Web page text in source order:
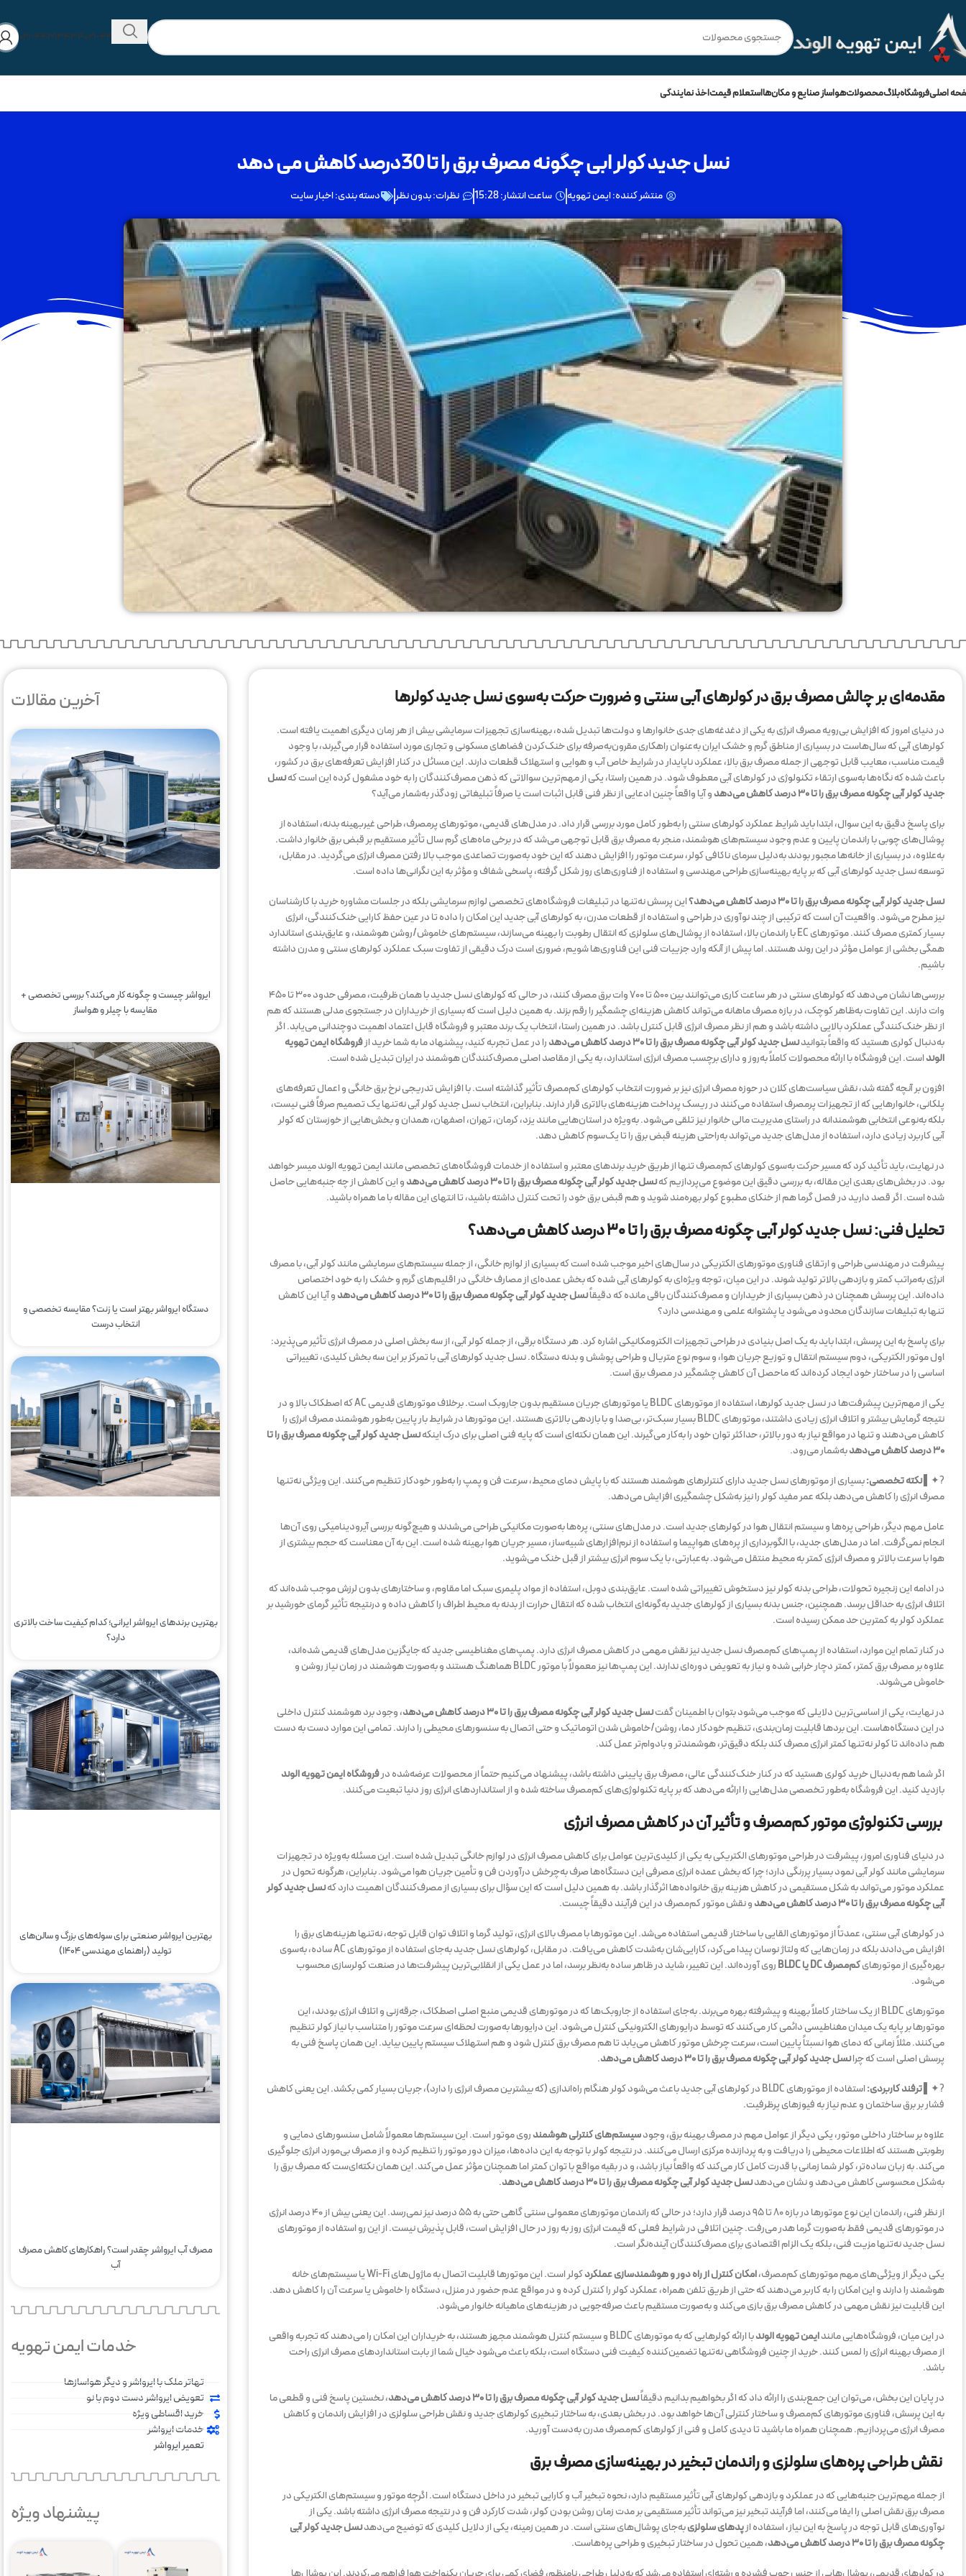
۰۲۱-۴۴۲۸۰۵۷۳۰۲۱-۴۴۳۱۳۴۳۴
اصلیفروشگاهبلاگمحصولاتهواساز صنایع و مکان‌هااستعلام قیمتاخذ نمایندگی
نسل جدید کولر ابی چگونه مصرف برق را تا 30درصد کاهش می دهد
منتشر کننده:ایمن تهویه ساعت انتشار:15:28 نظرات:بدون نظر دسته بندی:اخبار سایت
مقدمه‌ای بر چالش مصرف برق در کولرهای آبی سنتی و ضرورت حرکت به‌سوی نسل جدید کولرها
در دنیای امروز که افزایش بی‌رویه مصرف انرژی به یکی از دغدغه‌های جدی خانوارها و دولت‌ها تبدیل شده، بهینه‌سازی تجهیزات سرمایشی بیش از هر زمان دیگری اهمیت یافته است.
کولرهای آبی که سال‌هاست در بسیاری از مناطق گرم و خشک ایران به‌عنوان راهکاری مقرون‌به‌صرفه برای خنک‌کردن فضاهای مسکونی و تجاری مورد استفاده قرار می‌گیرند، با وجود
قیمت مناسب، معایب قابل توجهی از جمله مصرف برق بالا، عملکرد ناپایدار در شرایط خاص آب و هوایی و استهلاک قطعات دارند. این مسائل در کنار افزایش تعرفه‌های برق در کشور،
باعث شده که نگاه‌ها به‌سوی ارتقاء تکنولوژی در کولرهای آبی معطوف شود. در همین راستا، یکی از مهم‌ترین سوالاتی که ذهن مصرف‌کنندگان را به خود مشغول کرده این است کهنسل
جدید کولر آبی چگونه مصرف برق را تا ۳۰ درصد کاهش می‌دهد
و آیا واقعاً چنین ادعایی از نظر فنی قابل اثبات است یا صرفاً تبلیغاتی زودگذر به‌شمار می‌آید؟
برای پاسخ دقیق به این سوال، ابتدا باید شرایط عملکرد کولرهای سنتی را به‌طور کامل مورد بررسی قرار داد. در مدل‌های قدیمی، موتورهای پرمصرف، طراحی غیربهینه بدنه، استفاده از
پوشال‌های چوبی با راندمان پایین و عدم وجود سیستم‌های هوشمند، منجر به مصرف برق قابل توجهی می‌شد که در برخی ماه‌های گرم سال تأثیر مستقیم بر قبض برق خانوار داشت.
به‌علاوه، در بسیاری از خانه‌ها مجبور بودند به‌دلیل سرمای ناکافی کولر، سرعت موتور را افزایش دهند که این خود به‌صورت تصاعدی موجب بالا رفتن مصرف انرژی می‌گردید. در مقابل،
توسعه نسل جدید کولرهای آبی که بر پایه بهینه‌سازی طراحی مهندسی و استفاده از فناوری‌های روز شکل گرفته، پاسخی شفاف و مؤثر به این نگرانی‌ها داده است.
نسل جدید کولر آبی چگونه مصرف برق را تا ۳۰ درصد کاهش می‌دهد؟
این پرسش نه‌تنها در تبلیغات فروشگاه‌های تخصصی لوازم سرمایشی بلکه در جلسات مشاوره خرید با کارشناسان
نیز مطرح می‌شود. واقعیت آن است که ترکیبی از چند نوآوری در طراحی و استفاده از قطعات مدرن، به کولرهای آبی جدید این امکان را داده تا در عین حفظ کارایی خنک‌کنندگی، انرژی
بسیار کمتری مصرف کنند. موتورهای EC با راندمان بالا، استفاده از پوشال‌های سلولزی که انتقال رطوبت را بهینه می‌سازند، سیستم‌های خاموش/روشن هوشمند، و عایق‌بندی استاندارد
همگی بخشی از عوامل مؤثر در این روند هستند. اما پیش از آنکه وارد جزییات فنی این فناوری‌ها شویم، ضروری است درک دقیقی از تفاوت سبک عملکرد کولرهای سنتی و مدرن داشته
باشیم.
بررسی‌ها نشان می‌دهد که کولرهای سنتی در هر ساعت کاری می‌توانند بین ۵۰۰ تا ۷۰۰ وات برق مصرف کنند، در حالی که کولرهای نسل جدید با همان ظرفیت، مصرفی حدود ۳۰۰ تا ۴۵۰
وات دارند. این تفاوت به‌ظاهر کوچک، در بازه مصرف ماهانه می‌تواند کاهش هزینه‌ای چشمگیر را رقم بزند. به همین دلیل است که بسیاری از خریداران در جستجوی مدلی هستند که هم
از نظر خنک‌کنندگی عملکرد بالایی داشته باشد و هم از نظر مصرف انرژی قابل کنترل باشد. در همین راستا، انتخاب یک برند معتبر و فروشگاه قابل اعتماد اهمیت دوچندانی می‌یابد. اگر
به‌دنبال کولری هستید که واقعاً بتوانیدنسل جدید کولر آبی چگونه مصرف برق را تا ۳۰ درصد کاهش می‌دهد را در عمل تجربه کنید، پیشنهاد ما به شما خرید ازفروشگاه ایمن تهویه
الونداست. این فروشگاه با ارائه محصولات کاملاً به‌روز و دارای برچسب مصرف انرژی استاندارد، به یکی از مقاصد اصلی مصرف‌کنندگان هوشمند در ایران تبدیل شده است.
افزون بر آنچه گفته شد، نقش سیاست‌های کلان در حوزه مصرف انرژی نیز بر ضرورت انتخاب کولرهای کم‌مصرف تأثیر گذاشته است. با افزایش تدریجی نرخ برق خانگی و اعمال تعرفه‌های
پلکانی، خانوارهایی که از تجهیزات پرمصرف استفاده می‌کنند در ریسک پرداخت هزینه‌های بالاتری قرار دارند. بنابراین، انتخاب نسل جدید کولر آبی نه‌تنها یک تصمیم صرفاً فنی نیست،
بلکه به‌نوعی انتخابی هوشمندانه در راستای مدیریت مالی خانوار نیز تلقی می‌شود. به‌ویژه در استان‌هایی مانند یزد، کرمان، تهران، اصفهان، همدان و بخش‌هایی از خوزستان که کولر
آبی کاربرد زیادی دارد، استفاده از مدل‌های جدید می‌تواند به‌راحتی هزینه قبض برق را تا یک‌سوم کاهش دهد.
در نهایت، باید تأکید کرد که مسیر حرکت به‌سوی کولرهای کم‌مصرف تنها از طریق خرید برندهای معتبر و استفاده از خدمات فروشگاه‌های تخصصی مانند ایمن تهویه الوند میسر خواهد
بود. در بخش‌های بعدی این مقاله، به بررسی دقیق این موضوع می‌پردازیم کهنسل جدید کولر آبی چگونه مصرف برق را تا ۳۰ درصد کاهش می‌دهد
و این کاهش از چه جنبه‌هایی حاصل
شده است. اگر قصد دارید در فصل گرما هم از خنکای مطبوع کولر بهره‌مند شوید و هم قبض برق خود را تحت کنترل داشته باشید، تا انتهای این مقاله با ما همراه باشید.
تحلیل فنی: نسل جدید کولر آبی چگونه مصرف برق را تا ۳۰ درصد کاهش می‌دهد؟
پیشرفت در مهندسی طراحی و ارتقای فناوری موتورهای الکتریکی در سال‌های اخیر موجب شده است که بسیاری از لوازم خانگی، از جمله سیستم‌های سرمایشی مانند کولر آبی، با مصرف
انرژی به‌مراتب کمتر و بازدهی بالاتر تولید شوند. در این میان، توجه ویژه‌ای به کولرهای آبی شده که بخش عمده‌ای از مصارف خانگی در اقلیم‌های گرم و خشک را به خود اختصاص
داده‌اند. این پرسش همچنان در ذهن بسیاری از خریداران و مصرف‌کنندگان باقی مانده که دقیقاًنسل جدید کولر آبی چگونه مصرف برق را تا ۳۰ درصد کاهش می‌دهد
و آیا این کاهش
تنها به تبلیغات سازندگان محدود می‌شود یا پشتوانه علمی و مهندسی دارد؟
برای پاسخ به این پرسش، ابتدا باید به یک اصل بنیادی در طراحی تجهیزات الکترومکانیکی اشاره کرد. هر دستگاه برقی، از جمله کولر آبی، از سه بخش اصلی در مصرف انرژی تأثیر می‌پذیرد:
اول موتور الکتریکی، دوم سیستم انتقال و توزیع جریان هوا، و سوم نوع متریال و طراحی پوشش و بدنه دستگاه. نسل جدید کولرهای آبی با تمرکز بر این سه بخش کلیدی، تغییراتی
اساسی را در ساختار خود ایجاد کرده‌اند که ماحصل آن کاهش چشمگیر در مصرف برق است.
یکی از مهم‌ترین پیشرفت‌ها در نسل جدید کولرها، استفاده از موتورهای BLDC یا موتورهای جریان مستقیم بدون جاروبک است. برخلاف موتورهای قدیمی AC که اصطکاک بالا و در
نتیجه گرمایش بیشتر و اتلاف انرژی زیادی داشتند، موتورهای BLDC بسیار سبک‌تر، بی‌صدا و با بازدهی بالاتری هستند. این موتورها در شرایط بار پایین به‌طور هوشمند مصرف انرژی را
کاهش می‌دهند و تنها در مواقع نیاز به دور بالاتر، حداکثر توان خود را به‌کار می‌گیرند. این همان نکته‌ای است که پایه فنی اصلی برای درک اینکهنسل جدید کولر آبی چگونه مصرف برق را تا
۳۰ درصد کاهش می‌دهد
به‌شمار می‌رود.
?✦▌نکته تخصصی:بسیاری از موتورهای نسل جدید دارای کنترلرهای هوشمند هستند که با پایش دمای محیط، سرعت فن و پمپ را به‌طور خودکار تنظیم می‌کنند. این ویژگی نه‌تنها
مصرف انرژی را کاهش می‌دهد بلکه عمر مفید کولر را نیز به‌شکل چشمگیری افزایش می‌دهد.
عامل مهم دیگر، طراحی پره‌ها و سیستم انتقال هوا در کولرهای جدید است. در مدل‌های سنتی، پره‌ها به‌صورت مکانیکی طراحی می‌شدند و هیچ‌گونه بررسی آیرودینامیکی روی آن‌ها
انجام نمی‌گرفت. اما در مدل‌های جدید، با الگوبرداری از پره‌های هواپیما و استفاده از نرم‌افزارهای شبیه‌ساز، مسیر جریان هوا بهینه شده است. این به آن معناست که حجم بیشتری از
هوا با سرعت بالاتر و مصرف انرژی کمتر به محیط منتقل می‌شود. به‌عبارتی، با یک سوم انرژی بیشتر از قبل خنک می‌شوید.
در ادامه این زنجیره تحولات، طراحی بدنه کولر نیز دستخوش تغییراتی شده است. عایق‌بندی دوبل، استفاده از مواد پلیمری سبک اما مقاوم، و ساختارهای بدون لرزش موجب شده‌اند که
اتلاف انرژی به حداقل برسد. همچنین، جنس بدنه بسیاری از کولرهای جدید به‌گونه‌ای انتخاب شده که انتقال حرارت از بدنه به محیط اطراف را کاهش داده و درنتیجه تأثیر گرمای خورشید بر
عملکرد کولر به کمترین حد ممکن رسیده است.
در کنار تمام این موارد، استفاده از پمپ‌های کم‌مصرف نسل جدید نیز نقش مهمی در کاهش مصرف انرژی دارد. پمپ‌های مغناطیسی جدید که جایگزین مدل‌های قدیمی شده‌اند،
علاوه بر مصرف برق کمتر، کمتر دچار خرابی شده و نیاز به تعویض دوره‌ای ندارند. این پمپ‌ها نیز معمولاً با موتور BLDC هماهنگ هستند و به‌صورت هوشمند در زمان نیاز روشن و
خاموش می‌شوند.
در نهایت، یکی از اساسی‌ترین دلایلی که موجب می‌شود بتوان با اطمینان گفتنسل جدید کولر آبی چگونه مصرف برق را تا ۳۰ درصد کاهش می‌دهد
، وجود برد هوشمند کنترل داخلی
در این دستگاه‌هاست. این بردها قابلیت زمان‌بندی، تنظیم خودکار دما، روشن/خاموش شدن اتوماتیک و حتی اتصال به سنسورهای محیطی را دارند. تمامی این موارد دست به دست
هم داده‌اند تا کولر نه‌تنها کمتر انرژی مصرف کند بلکه دقیق‌تر، هوشمندتر و بادوام‌تر عمل کند.
اگر شما هم به‌دنبال خرید کولری هستید که در کنار خنک‌کنندگی عالی، مصرف برق پایینی داشته باشد، پیشنهاد می‌کنیم حتماً از محصولات عرضه‌شده درفروشگاه ایمن تهویه الوند
بازدید کنید. این فروشگاه به‌طور تخصصی مدل‌هایی را ارائه می‌دهد که بر پایه تکنولوژی‌های کم‌مصرف ساخته شده و از استانداردهای انرژی روز دنیا تبعیت می‌کنند.
بررسی تکنولوژی موتور کم‌مصرف و تأثیر آن در کاهش مصرف انرژی
در دنیای فناوری امروز، پیشرفت در طراحی موتورهای الکتریکی به یکی از کلیدی‌ترین عوامل برای کاهش مصرف انرژی در لوازم خانگی تبدیل شده است. این مسئله به‌ویژه در تجهیزات
سرمایشی مانند کولر آبی نمود بسیار پررنگی دارد؛ چرا که بخش عمده انرژی مصرفی این دستگاه‌ها صرف به‌چرخش درآوردن فن و تأمین جریان هوا می‌شود. بنابراین، هرگونه تحول در
عملکرد موتور می‌تواند به شکل مستقیمی در کاهش هزینه برق خانواده‌ها اثرگذار باشد. به همین دلیل است که این سؤال برای بسیاری از مصرف‌کنندگان اهمیت دارد کهنسل جدید کولر
آبی چگونه مصرف برق را تا ۳۰ درصد کاهش می‌دهد
و نقش موتور کم‌مصرف در این فرآیند دقیقاً چیست.
در کولرهای آبی سنتی، عمدتاً از موتورهای القایی با ساختار قدیمی استفاده می‌شد. این موتورها با مصرف بالای انرژی، تولید گرما و اتلاف توان قابل توجه، نه‌تنها هزینه‌های برق را
افزایش می‌دادند بلکه در زمان‌هایی که ولتاژ نوسان پیدا می‌کرد، کارایی‌شان به‌شدت کاهش می‌یافت. در مقابل، کولرهای نسل جدید به‌جای استفاده از موتورهای AC ساده، به‌سوی
بهره‌گیری از موتورهایکم‌مصرف DC یا BLDC
روی آورده‌اند. این تغییر، شاید در ظاهر ساده به‌نظر برسد، اما در عمل یکی از انقلابی‌ترین پیشرفت‌ها در صنعت کولرسازی محسوب
می‌شود.
موتورهای BLDC از یک ساختار کاملاً بهینه و پیشرفته بهره می‌برند. به‌جای استفاده از جاروبک‌ها که در موتورهای قدیمی منبع اصلی اصطکاک، جرقه‌زنی و اتلاف انرژی بودند، این
موتورها بر پایه یک میدان مغناطیسی دائمی کار می‌کنند که توسط درایورهای الکترونیکی کنترل می‌شود. این درایورها به‌صورت لحظه‌ای سرعت موتور را متناسب با نیاز کولر تنظیم
می‌کنند. مثلاً زمانی که دمای هوا نسبتاً پایین است، سرعت چرخش موتور کاهش می‌یابد تا هم مصرف برق کنترل شود و هم استهلاک سیستم پایین بیاید. این همان پاسخ فنی به
پرسش اصلی است که چرانسل جدید کولر آبی چگونه مصرف برق را تا ۳۰ درصد کاهش می‌دهد
.
?✦▌ ترفند کاربردی:
استفاده از موتورهای BLDC در کولرهای آبی جدید باعث می‌شود کولر هنگام راه‌اندازی (که بیشترین مصرف انرژی را دارد)، جریان بسیار کمی بکشد. این یعنی کاهش
فشار بر برق ساختمان و عدم نیاز به فیوزهای پرظرفیت.
علاوه بر ساختار داخلی موتور، یکی دیگر از عوامل مهم در مصرف بهینه برق، وجودسیستم‌های کنترلی هوشمندروی موتور است. این سیستم‌ها معمولاً شامل سنسورهای دمایی و
رطوبتی هستند که اطلاعات محیطی را دریافت و به پردازنده مرکزی ارسال می‌کنند. در نتیجه کولر با توجه به این داده‌ها، میزان دور موتور را تنظیم کرده و از مصرف بی‌مورد انرژی جلوگیری
می‌کند. به زبان ساده‌تر، کولر شما زمانی با قدرت کامل کار می‌کند که واقعاً نیاز باشد، و در بقیه مواقع با توان کمتر اما همچنان مؤثر عمل می‌کند. این همان نکته‌ای‌ست که مصرف برق را
به‌شکل محسوسی کاهش می‌دهد و نشان می‌دهدنسل جدید کولر آبی چگونه مصرف برق را تا ۳۰ درصد کاهش می‌دهد
.
از نظر فنی، راندمان این نوع موتورها در بازه ۸۰ تا ۹۵ درصد قرار دارد؛ در حالی که راندمان موتورهای معمولی سنتی گاهی حتی به ۵۵ درصد نیز نمی‌رسد. این یعنی بیش از ۴۰ درصد انرژی
در موتورهای قدیمی فقط به‌صورت گرما هدر می‌رفت. چنین اتلافی در شرایط فعلی که قیمت انرژی روز به روز در حال افزایش است، قابل پذیرش نیست. از این رو استفاده از موتورهای
نسل جدید نه‌تنها مزیت فنی، بلکه یک الزام اقتصادی برای مصرف‌کنندگان آینده‌نگر است.
یکی دیگر از ویژگی‌های مهم موتورهای کم‌مصرف،امکان کنترل از راه دور و هوشمندسازی عملکرد
کولر است. این موتورها قابلیت اتصال به ماژول‌های Wi-Fi یا سیستم‌های خانه
هوشمند را دارند و این امکان را به کاربر می‌دهند که حتی از طریق تلفن همراه، عملکرد کولر را کنترل کرده و در مواقع عدم حضور در منزل، دستگاه را خاموش یا سرعت آن را کاهش دهد.
این قابلیت نیز نقش مهمی در کاهش مصرف برق بازی می‌کند و به‌صورت مستقیم باعث صرفه‌جویی در هزینه‌های ماهیانه خانوار می‌شود.
در این میان، فروشگاه‌هایی مانندایمن تهویه الوند
با ارائه کولرهایی که به موتورهای BLDC و سیستم کنترل هوشمند مجهز هستند، به خریداران این امکان را می‌دهند که تجربه واقعی
از مصرف بهینه انرژی را لمس کنند. خرید از چنین فروشگاهی نه‌تنها تضمین‌کننده کیفیت فنی دستگاه است، بلکه باعث می‌شود خیال شما از بابت استانداردهای مصرف انرژی راحت
باشد.
در پایان این بخش، می‌توان این جمع‌بندی را ارائه داد که اگر بخواهیم بدانیم دقیقاًنسل جدید کولر آبی چگونه مصرف برق را تا ۳۰ درصد کاهش می‌دهد
، نخستین پاسخ فنی و قطعی ما
به این پرسش، فناوری موتورهای کم‌مصرف و ساختار کنترلی آن‌ها خواهد بود. در بخش بعدی، به ساختار تبخیری کولرهای جدید و نقش طراحی سلولزی در افزایش راندمان و کاهش
مصرف انرژی می‌پردازیم. همچنان همراه ما باشید تا دیدی کامل و فنی از کولرهای کم‌مصرف مدرن به‌دست آورید.
نقش طراحی پره‌های سلولزی و راندمان تبخیر در بهینه‌سازی مصرف برق
از جمله مهم‌ترین جنبه‌هایی که در عملکرد و بازدهی کولرهای آبی تأثیر مستقیم دارد، نحوه تبخیر آب و کارایی تبخیر در داخل دستگاه است. اگرچه موتور و سیستم‌های الکتریکی در
مصرف برق نقش اصلی را ایفا می‌کنند، اما فرآیند تبخیر نیز می‌تواند تأثیر مستقیمی بر مدت زمان روشن بودن کولر، شدت کارکرد فن و در نتیجه مصرف انرژی داشته باشد. یکی از
نوآوری‌های قابل توجه در پاسخ به این نیاز، استفاده ازپدهای سلولزیبه‌جای پوشال‌های سنتی است. در همین زمینه، یکی از دلایل کلیدی که توضیح می‌دهدنسل جدید کولر آبی
چگونه مصرف برق را تا ۳۰ درصد کاهش می‌دهد
، همین تحول در ساختار تبخیری و طراحی پره‌هاست.
آخرین مقالات
ایرواشر چیست و چگونه کار می‌کند؟ بررسی تخصصی +
مقایسه با چیلر و هواساز
دستگاه ایرواشر بهتر است یا زنت؟ مقایسه تخصصی و
انتخاب درست
بهترین برندهای ایرواشر ایرانی؛ کدام کیفیت ساخت بالاتری
دارد؟
بهترین ایرواشر صنعتی برای سوله‌های بزرگ و سالن‌های
تولید (راهنمای مهندسی ۱۴۰۴)
مصرف آب ایرواشر چقدر است؟ راهکارهای کاهش مصرف
آب
خدمات ایمن تهویه
تهاتر ملک با ایرواشر و دیگر هواسازها
تعویض ایرواشر دست دوم با نو
خرید اقساطی ویژه
خدمات ایرواشر
تعمیر ایرواشر
پیشنهاد ویژه
🔥
!
💳